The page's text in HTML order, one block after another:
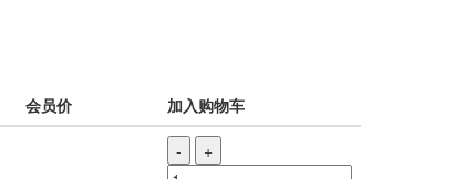
会员价
加入购物车
- +